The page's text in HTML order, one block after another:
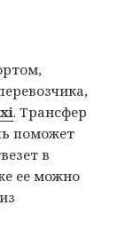
. Трансфер
поможет
в
ее можно